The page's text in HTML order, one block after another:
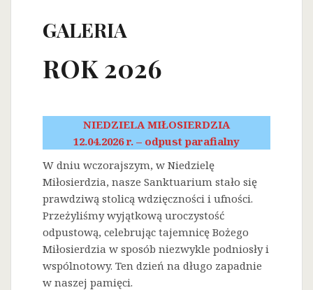
GALERIA
ROK 2026
NIEDZIELA MIŁOSIERDZIA
12.04.2026 r. – odpust parafialny
W dniu wczorajszym, w Niedzielę
Miłosierdzia, nasze Sanktuarium stało się
prawdziwą stolicą wdzięczności i ufności.
Przeżyliśmy wyjątkową uroczystość
odpustową, celebrując tajemnicę Bożego
Miłosierdzia w sposób niezwykle podniosły i
wspólnotowy. Ten dzień na długo zapadnie
w naszej pamięci.